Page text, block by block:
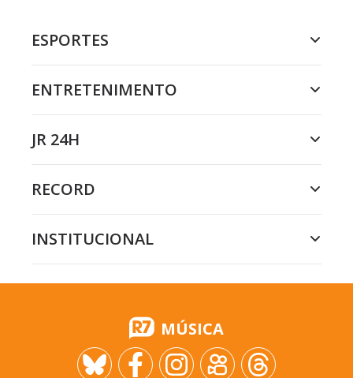
ESPORTES
ENTRETENIMENTO
JR 24H
RECORD
INSTITUCIONAL
MÚSICA